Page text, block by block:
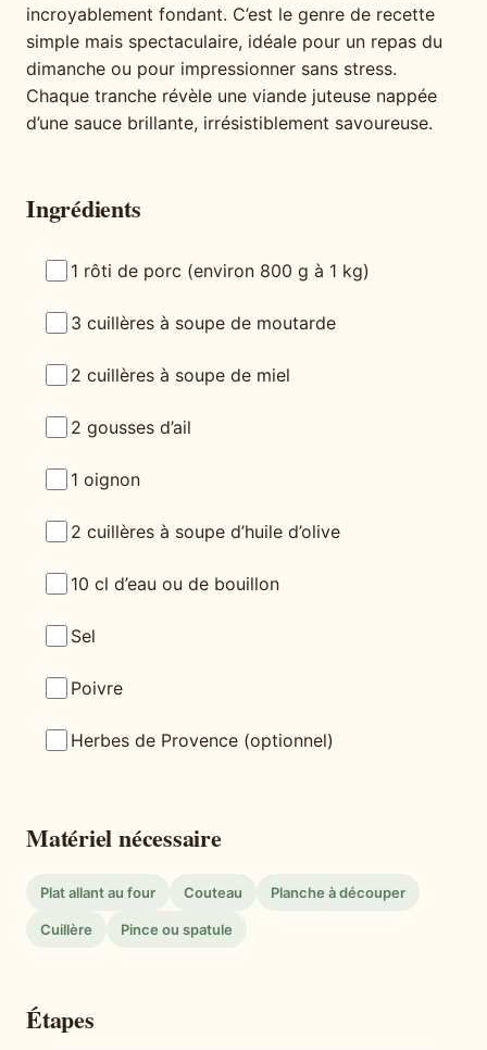
incroyablement fondant. C’est le genre de recette
simple mais spectaculaire, idéale pour un repas du
dimanche ou pour impressionner sans stress.
Chaque tranche révèle une viande juteuse nappée
d’une sauce brillante, irrésistiblement savoureuse.
Ingrédients
1 rôti de porc (environ 800 g à 1 kg)
3 cuillères à soupe de moutarde
2 cuillères à soupe de miel
2 gousses d’ail
1 oignon
2 cuillères à soupe d’huile d’olive
10 cl d’eau ou de bouillon
Sel
Poivre
Herbes de Provence (optionnel)
Matériel nécessaire
Plat allant au four Couteau Planche à découper
Cuillère Pince ou spatule
Étapes